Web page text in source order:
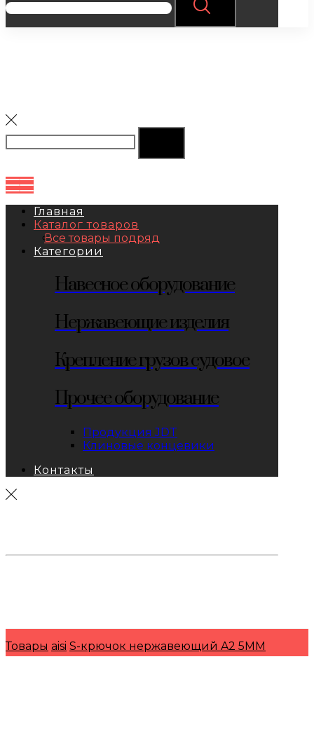
Главная
Каталог товаров
Все товары подряд
Категории
Навесное оборудование
Нержавеющие изделия
Крепление грузов судовое
Прочее оборудование
Продукция JDT
Клиновые концевики
Контакты
Товары aisi S-крючок нержавеющий A2 5MM